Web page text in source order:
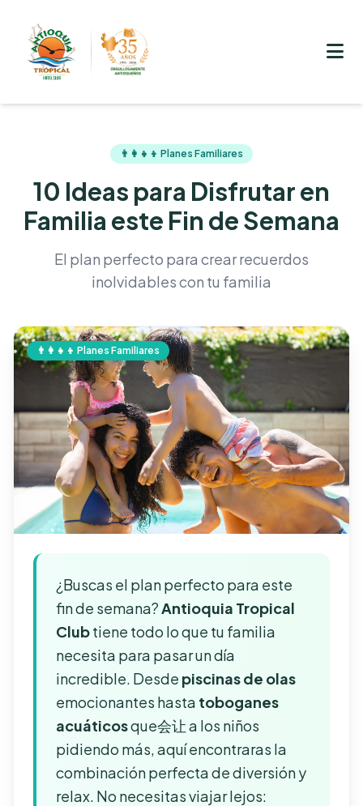
👨‍👩‍👧‍👦 Planes Familiares
10 Ideas para Disfrutar en
Familia este Fin de Semana
El plan perfecto para crear recuerdos
inolvidables con tu familia
👨‍👩‍👧‍👦 Planes Familiares
¿Buscas el plan perfecto para este
fin de semana?Antioquia Tropical
Clubtiene todo lo que tu familia
necesita para pasar un día
incredible. Desde piscinas de olas
emocionantes hasta toboganes
acuáticosque会让 a los niños
pidiendo más, aquí encontraras la
combinación perfecta de diversión y
relax. No necesitas viajar lejos: